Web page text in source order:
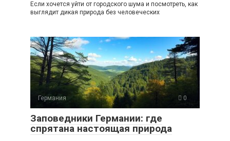
Если хочется уйти от городского шума и посмотреть, как
выглядит дикая природа без человеческих
Германия 0
Заповедники Германии: где
спрятана настоящая природа